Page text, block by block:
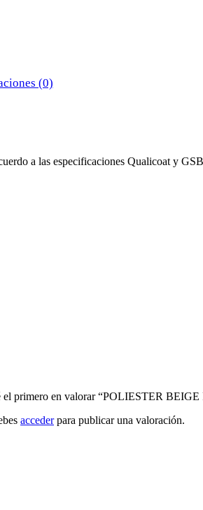
(0)
a las especificaciones Qualicoat y GSB
el primero en valorar “POLIESTER
accederpara publicar una valoración.